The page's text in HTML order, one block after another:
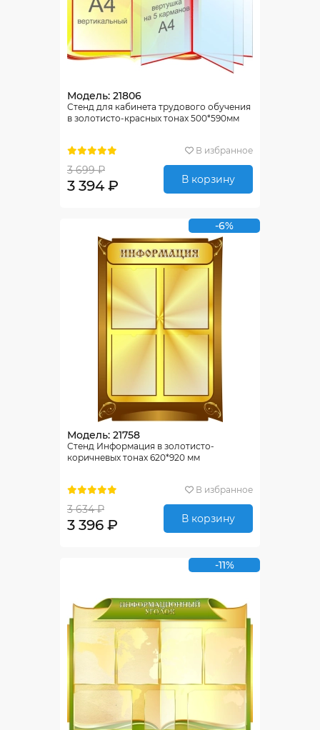
Модель: 21806
Стенд для кабинета трудового обучения
в золотисто-красных тонах 500*590мм
В избранное
3 699 ₽
3 394 ₽ В корзину
-6%
Модель: 21758
Стенд Информация в золотисто-
коричневых тонах 620*920 мм
В избранное
3 634 ₽
3 396 ₽ В корзину
-11%